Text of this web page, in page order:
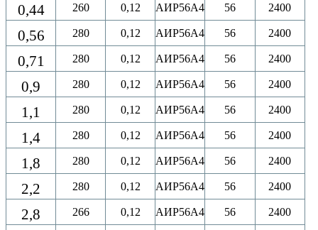
0,44 260 0,12 АИР56A4 56 2400
0,56 280 0,12 АИР56A4 56 2400
0,71 280 0,12 АИР56A4 56 2400
0,9 280 0,12 АИР56A4 56 2400
1,1 280 0,12 АИР56A4 56 2400
1,4 280 0,12 АИР56A4 56 2400
1,8 280 0,12 АИР56A4 56 2400
2,2 280 0,12 АИР56A4 56 2400
2,8 266 0,12 АИР56A4 56 2400